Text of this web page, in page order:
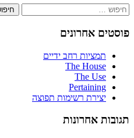
חיפוש:
פוסטים אחרונים
תמציות רחב ידיים
The House
The Use
Pertaining
יצירת רשימות תפוצה
תגובות אחרונות